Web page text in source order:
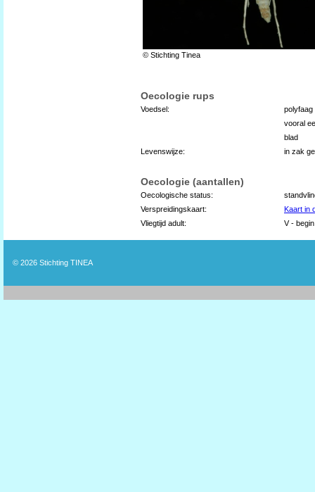
© Stichting Tinea
Oecologie rups
Voedsel:
polyfaag
vooral
blad
Levenswijze:
in zak
Oecologie (aantallen)
Oecologische status:
Verspreidingskaart:
Kaart in
Vliegtijd adult:
V -
© 2026 Stichting TINEA